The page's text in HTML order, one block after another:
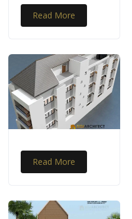
Read More
Read More